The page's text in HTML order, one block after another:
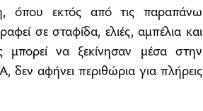
όπου εκτός από τις παραπάνω
σε σταφίδα, ελιές, αμπέλια και
μπορεί να ξεκίνησαν μέσα στην
αφήνει περιθώρια για πλήρεις